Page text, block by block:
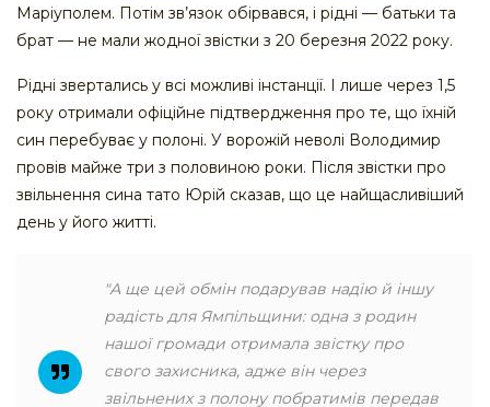
Маріуполем. Потім зв’язок обірвався, і рідні — батьки та
брат — не мали жодної звістки з 20 березня 2022 року.
Рідні звертались у всі можливі інстанції. І лише через 1,5
року отримали офіційне підтвердження про те, що їхній
син перебуває у полоні. У ворожій неволі Володимир
провів майже три з половиною роки. Після звістки про
звільнення сина тато Юрій сказав, що це найщасливіший
день у його житті.
"А ще цей обмін подарував надію й іншу
радість для Ямпільщини: одна з родин
нашої громади отримала звістку про
свого захисника, адже він через
звільнених з полону побратимів передав